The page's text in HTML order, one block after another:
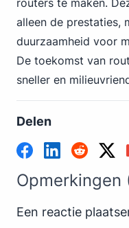
routers te maken.
alleen de prestaties,
duurzaamheid voor
De toekomst van
sneller en
Delen
Opmerkingen
Een reactie